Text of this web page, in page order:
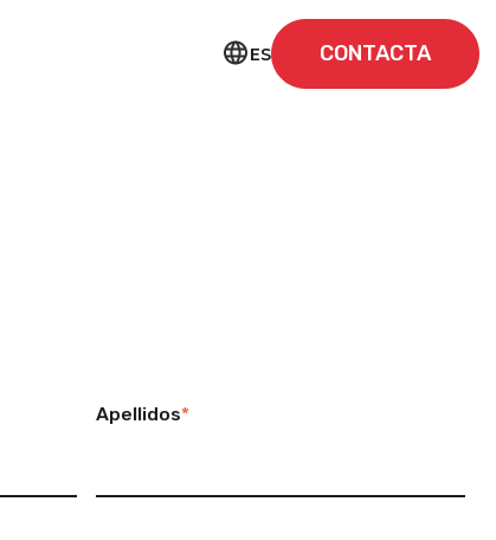
ES CONTACTA
Apellidos*